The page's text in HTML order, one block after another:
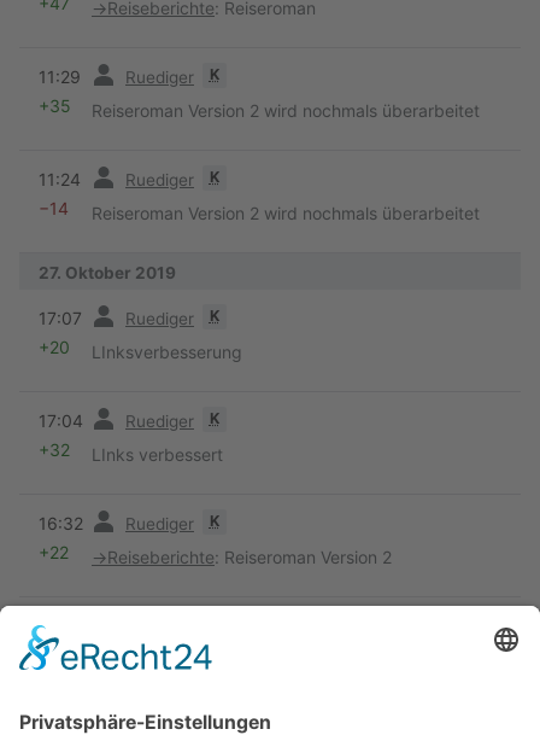
→Reiseberichte: Reiseroman
11:29 Ruediger K
+35 Reiseroman Version 2 wird nochmals überarbeitet
11:24 Ruediger K
−14 Reiseroman Version 2 wird nochmals überarbeitet
27. Oktober 2019
17:07 Ruediger K
+20 LInksverbesserung
17:04 Ruediger K
+32 LInks verbessert
16:32 Ruediger K
+22 →Reiseberichte: Reiseroman Version 2
Vorherige
16:29
+86 Neuer Reiseroman Version 2
Vorherige
12:40 Ruediger K